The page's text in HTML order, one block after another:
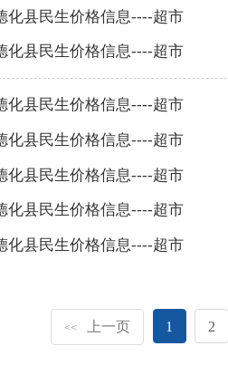
化县民生价格信息----超市
化县民生价格信息----超市
化县民生价格信息----超市
化县民生价格信息----超市
化县民生价格信息----超市
化县民生价格信息----超市
化县民生价格信息----超市
<< 上一页 1 2